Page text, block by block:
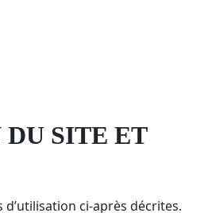
SITE ET
ci-après décrites.